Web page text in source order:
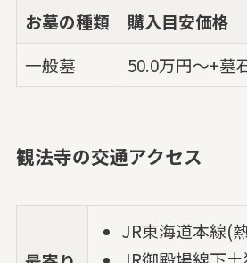
お墓の種類 購入目安価格
一般墓
50.0万円～+墓
観法寺の交通アクセス
JR東海道本線(